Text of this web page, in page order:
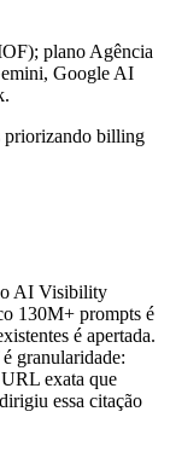
plano Agência
Google AI
priorizando billing
o AI Visibility
130M+ prompts é
é apertada.
granularidade:
exata que
essa citação